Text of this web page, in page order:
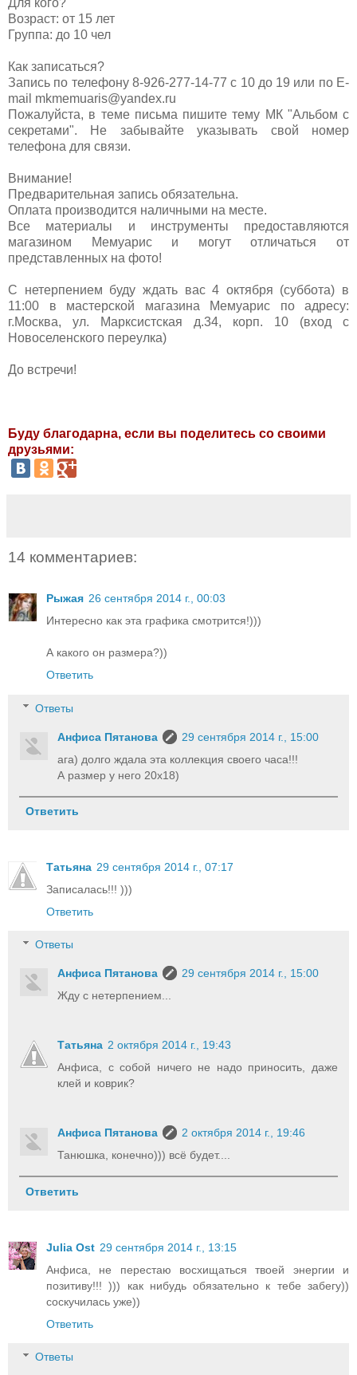
Возраст: от 15 лет
Группа: до 10 чел
Как записаться?
Запись по телефону 8-926-277-14-77 с 10 до 19 или по E-
mail mkmemuaris@yandex.ru
Пожалуйста, в теме письма пишите тему МК "Альбом с
секретами". Не забывайте указывать свой номер
телефона для связи.
Внимание!
Предварительная запись обязательна.
Оплата производится наличными на месте.
Все материалы и инструменты предоставляются
магазином Мемуарис и могут отличаться от
представленных на фото!
С нетерпением буду ждать вас 4 октября (суббота) в
11:00 в мастерской магазина Мемуарис по адресу:
г.Москва, ул. Марксистская д.34, корп. 10 (вход с
Новоселенского переулка)
До встречи!
Буду благодарна, если вы поделитесь со своими
друзьями:
14 комментариев:
Рыжая 26 сентября 2014 г., 00:03
Интересно как эта графика смотрится!)))
А какого он размера?))
Ответить
Ответы
Анфиса Пятанова
29 сентября 2014 г., 15:00
ага) долго ждала эта коллекция своего часа!!!
А размер у него 20х18)
Ответить
Татьяна 29 сентября 2014 г., 07:17
Записалась!!! )))
Ответить
Ответы
Анфиса Пятанова
29 сентября 2014 г., 15:00
Жду с нетерпением...
Татьяна 2 октября 2014 г., 19:43
Анфиса, с собой ничего не надо приносить, даже
клей и коврик?
Анфиса Пятанова
2 октября 2014 г., 19:46
Танюшка, конечно))) всё будет....
Ответить
Julia Ost 29 сентября 2014 г., 13:15
Анфиса, не перестаю восхищаться твоей энергии и
позитиву!!! ))) как нибудь обязательно к тебе забегу))
соскучилась уже))
Ответить
Ответы